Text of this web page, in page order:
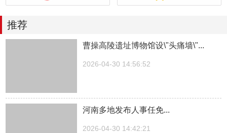
推荐
曹操高陵遗址博物馆设\"头痛墙\"...
2026-04-30 14:56:52
河南多地发布人事任免...
2026-04-30 14:42:21